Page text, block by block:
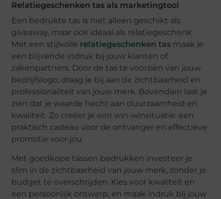
Relatiegeschenken tas als marketingtool
Een bedrukte tas is niet alleen geschikt als
giveaway, maar ook ideaal als relatiegeschenk.
Met een stijlvolle relatiegeschenken tas maak je
een blijvende indruk bij jouw klanten of
zakenpartners. Door de tas te voorzien van jouw
bedrijfslogo, draag je bij aan de zichtbaarheid en
professionaliteit van jouw merk. Bovendien laat je
zien dat je waarde hecht aan duurzaamheid en
kwaliteit. Zo creëer je een win-winsituatie: een
praktisch cadeau voor de ontvanger en effectieve
promotie voor jou.
Met goedkope tassen bedrukken investeer je
slim in de zichtbaarheid van jouw merk, zonder je
budget te overschrijden. Kies voor kwaliteit en
een persoonlijk ontwerp, en maak indruk bij jouw